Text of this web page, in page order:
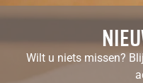
Wilt u niets missen?